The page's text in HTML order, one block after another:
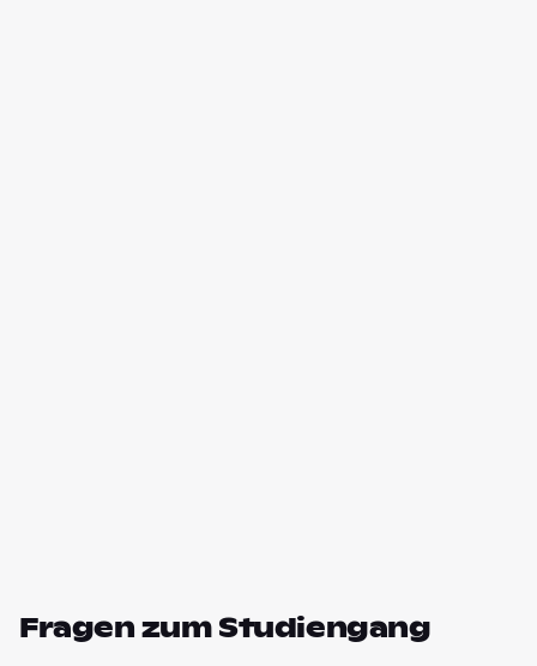
Fragen zum Studiengang